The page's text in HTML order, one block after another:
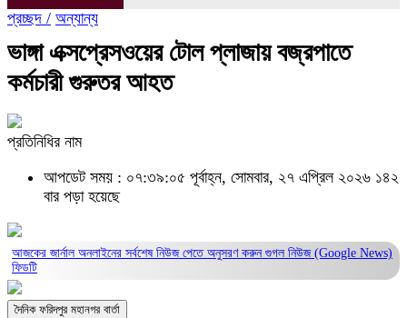
প্রচ্ছদ / অন্যান্য
ভাঙ্গা এক্সপ্রেসওয়ের টোল প্লাজায় বজ্রপাতে
কর্মচারী গুরুতর আহত
প্রতিনিধির নাম
আপডেট সময় : ০৭:৩৯:০৫ পূর্বাহ্ন, সোমবার, ২৭ এপ্রিল ২০২৬ ১৪২
বার পড়া হয়েছে
আজকের জার্নাল অনলাইনের সর্বশেষ নিউজ পেতে অনুসরণ করুন গুগল নিউজ (Google News)
ফিডটি
দৈনিক ফরিদপুর মহানগর বার্তা